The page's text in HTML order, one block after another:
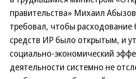
правительства» Михаил
требовал, чтобы
средств ИР было открытым, и
социально-экономический
деятельности системно не